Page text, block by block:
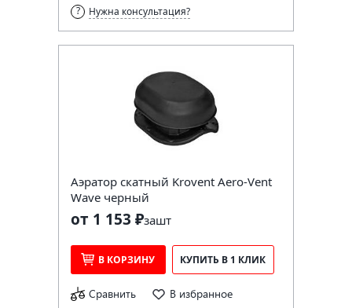
Нужна консультация?
Аэратор скатный Krovent Aero-Vent
Wave черный
от 1 153 ₽зашт
В КОРЗИНУ КУПИТЬ В 1 КЛИК
Сравнить В избранное